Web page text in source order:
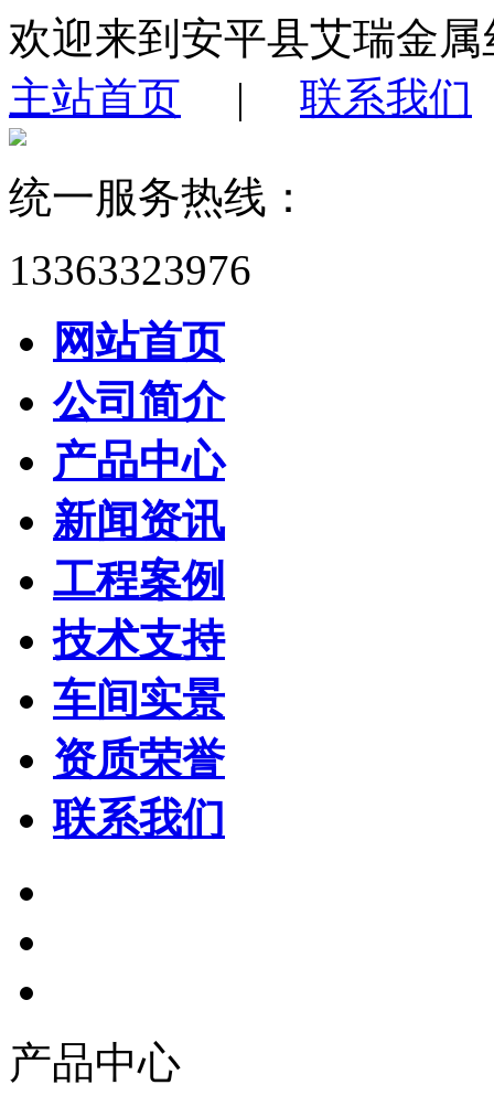
欢迎来到安平县艾瑞金
主站首页 | 联系我们
统一服务热线：
13363323976
网站首页
公司简介
产品中心
新闻资讯
工程案例
技术支持
车间实景
资质荣誉
联系我们
产品中心